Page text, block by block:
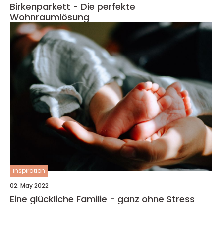
Birkenparkett - Die perfekte
Wohnraumlösung
inspiration
02. May 2022
Eine glückliche Familie - ganz ohne Stress